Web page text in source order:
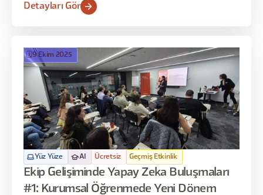
Detayları Gör
Yüz Yüze AI Ücretsiz Geçmiş Etkinlik
🗓️9 Ekim 2025
Ekip Gelişiminde Yapay Zeka Buluşmaları
#1: Kurumsal Öğrenmede Yeni Dönem